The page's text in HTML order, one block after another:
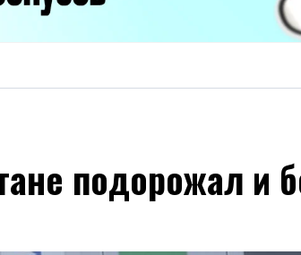
подорожал и